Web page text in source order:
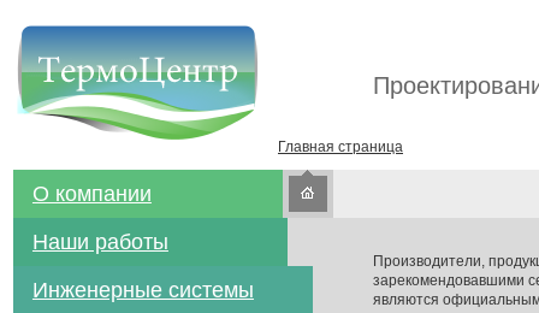
Главная страница
О компании
Наши работы
Инженерные системы
Производители,
зарекомендовавшими
являются